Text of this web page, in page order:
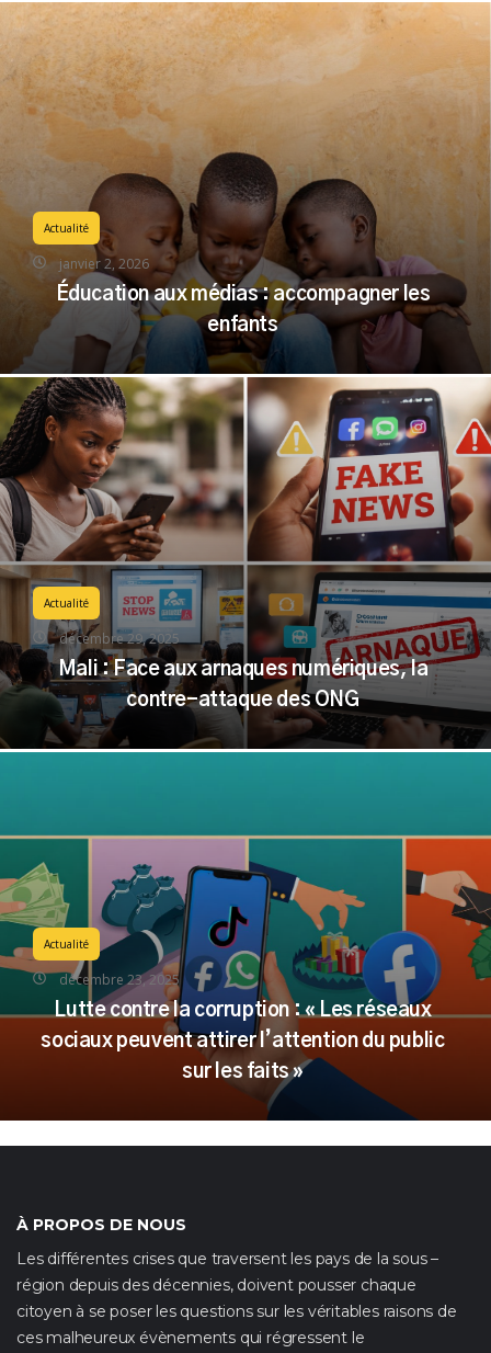
Actualité
janvier 2, 2026
Éducation aux médias : accompagner les
enfants
Actualité
décembre 29, 2025
Mali : Face aux arnaques numériques, la
contre-attaque des ONG
Actualité
décembre 23, 2025
Lutte contre la corruption : « Les réseaux
sociaux peuvent attirer l’attention du public
sur les faits »
À PROPOS DE NOUS
Les différentes crises que traversent les pays de la sous –
région depuis des décennies, doivent pousser chaque
citoyen à se poser les questions sur les véritables raisons de
ces malheureux évènements qui régressent le